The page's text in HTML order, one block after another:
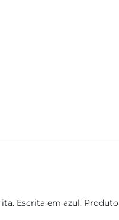
Escrita em azul. Produto